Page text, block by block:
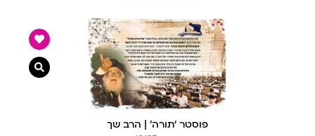
פוסטר ‘תורה’ | הרב שך
צפייה